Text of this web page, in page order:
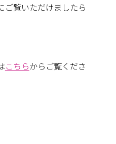
ご覧いただけましたら
こちらからご覧くださ